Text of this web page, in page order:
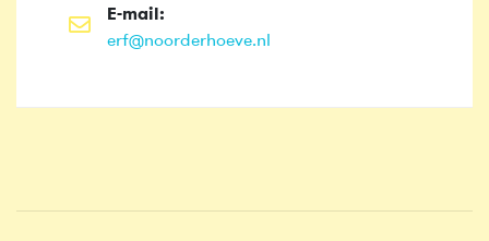
E-mail:
erf@noorderhoeve.nl